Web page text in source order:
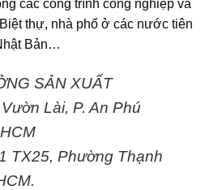
các công trình công nghiệp và
thự, nhà phố ở các nước tiên
Bản…
SẢN XUẤT
Lài, P. An Phú
TX25, Phường Thạnh